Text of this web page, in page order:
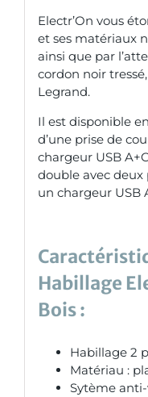
Electr’On vous
et ses matériaux
ainsi que par
cordon noir
Legrand.
Il est disponible
d’une prise de
chargeur USB
double avec deux
un chargeur USB
Habillage
Bois :
Habillage 2
Matériau :
Sytème